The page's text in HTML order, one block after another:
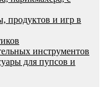
продуктов и игр в
инструментов
для пупсов и